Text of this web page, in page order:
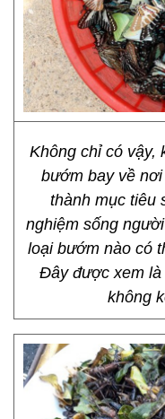
Không chỉ có vậy,
bướm bay về
thành mục tiêu
nghiệm sống
loại bướm nào có
Đây được xem là
không